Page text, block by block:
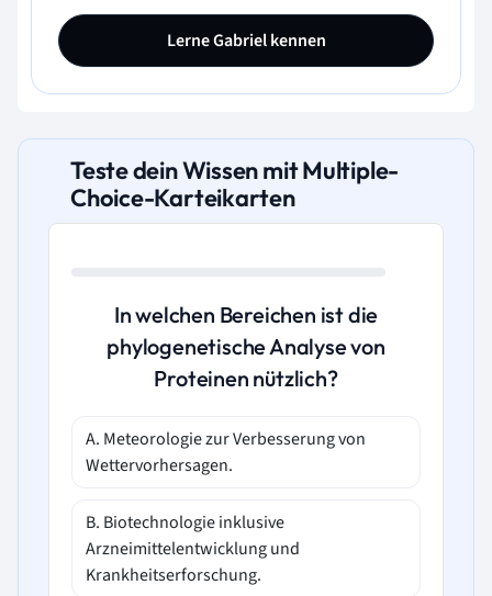
Lerne Gabriel kennen
Teste dein Wissen mit Multiple-
Choice-Karteikarten
In welchen Bereichen ist die
phylogenetische Analyse von
Proteinen nützlich?
A. Meteorologie zur Verbesserung von
Wettervorhersagen.
B. Biotechnologie inklusive
Arzneimittelentwicklung und
Krankheitserforschung.